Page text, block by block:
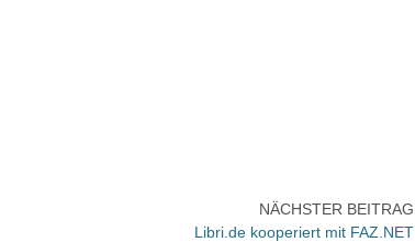
NÄCHSTER BEITRAG
Libri.de kooperiert mit FAZ.NET